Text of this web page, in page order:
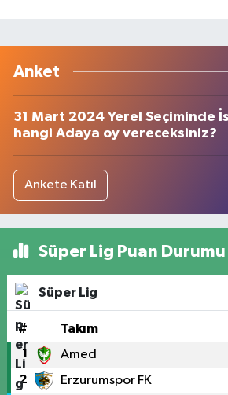
Anket
31 Mart 2024 Yerel Seçiminde
hangi Adaya oy vereceksiniz?
Ankete Katıl
Süper Lig Puan Durumu
Süper Lig
# Takım
1 Amed
2 Erzurumspor FK